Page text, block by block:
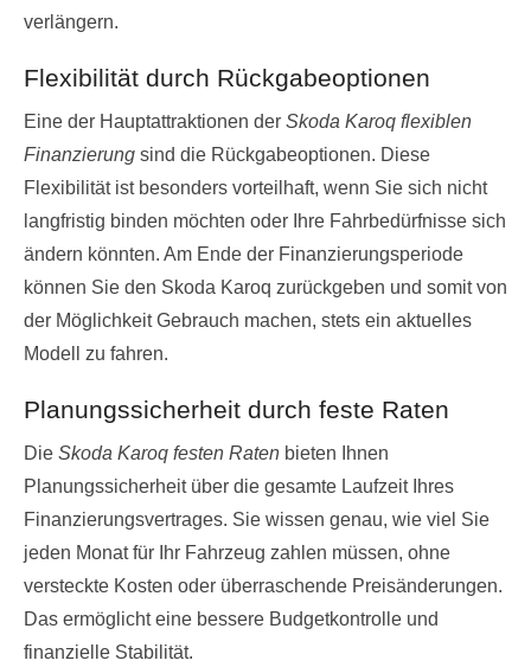
verlängern.
Flexibilität durch Rückgabeoptionen
Eine der Hauptattraktionen der Skoda Karoq flexiblen
Finanzierung sind die Rückgabeoptionen. Diese
Flexibilität ist besonders vorteilhaft, wenn Sie sich nicht
langfristig binden möchten oder Ihre Fahrbedürfnisse sich
ändern könnten. Am Ende der Finanzierungsperiode
können Sie den Skoda Karoq zurückgeben und somit von
der Möglichkeit Gebrauch machen, stets ein aktuelles
Modell zu fahren.
Planungssicherheit durch feste Raten
Die Skoda Karoq festen Raten bieten Ihnen
Planungssicherheit über die gesamte Laufzeit Ihres
Finanzierungsvertrages. Sie wissen genau, wie viel Sie
jeden Monat für Ihr Fahrzeug zahlen müssen, ohne
versteckte Kosten oder überraschende Preisänderungen.
Das ermöglicht eine bessere Budgetkontrolle und
finanzielle Stabilität.